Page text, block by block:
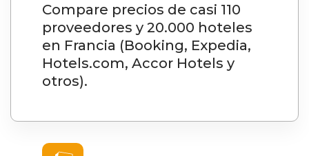
Compare precios de casi 110
proveedores y 20.000 hoteles
en Francia (Booking, Expedia,
Hotels.com, Accor Hotels y
otros).